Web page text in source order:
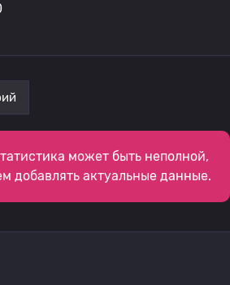
может быть неполной,
добавлять актуальные данные.